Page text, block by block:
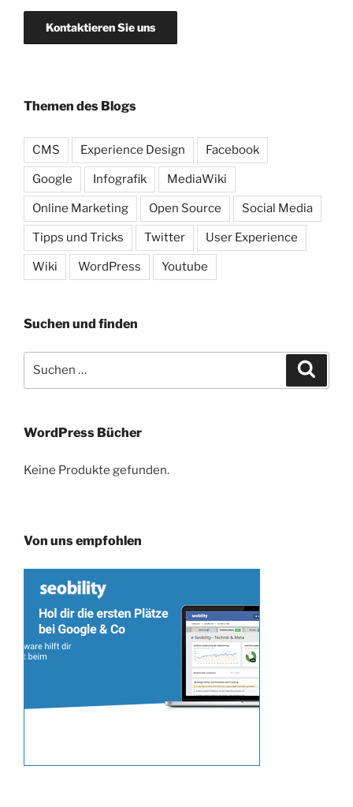
Kontaktieren Sie uns
Themen des Blogs
CMS Experience Design Facebook
Google Infografik MediaWiki
Online Marketing Open Source Social Media
Tipps und Tricks Twitter User Experience
Wiki WordPress Youtube
Suchen und finden
nach:
WordPress Bücher
Keine Produkte gefunden.
Von uns empfohlen